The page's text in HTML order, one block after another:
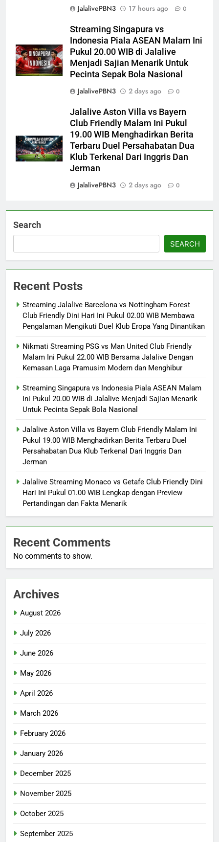
JalalivePBN3
17 hours ago 0
Streaming Singapura vs
Indonesia Piala ASEAN Malam Ini
Pukul 20.00 WIB di Jalalive
Menjadi Sajian Menarik Untuk
Pecinta Sepak Bola Nasional
JalalivePBN3
2 days ago 0
Jalalive Aston Villa vs Bayern
Club Friendly Malam Ini Pukul
19.00 WIB Menghadirkan Berita
Terbaru Duel Persahabatan Dua
Klub Terkenal Dari Inggris Dan
Jerman
JalalivePBN3
2 days ago 0
Search
SEARCH
Recent Posts
Streaming Jalalive Barcelona vs Nottingham Forest
Club Friendly Dini Hari Ini Pukul 02.00 WIB Membawa
Pengalaman Mengikuti Duel Klub Eropa Yang Dinantikan
Nikmati Streaming PSG vs Man United Club Friendly
Malam Ini Pukul 22.00 WIB Bersama Jalalive Dengan
Kemasan Laga Pramusim Modern dan Menghibur
Streaming Singapura vs Indonesia Piala ASEAN Malam
Ini Pukul 20.00 WIB di Jalalive Menjadi Sajian Menarik
Untuk Pecinta Sepak Bola Nasional
Jalalive Aston Villa vs Bayern Club Friendly Malam Ini
Pukul 19.00 WIB Menghadirkan Berita Terbaru Duel
Persahabatan Dua Klub Terkenal Dari Inggris Dan
Jerman
Jalalive Streaming Monaco vs Getafe Club Friendly Dini
Hari Ini Pukul 01.00 WIB Lengkap dengan Preview
Pertandingan dan Fakta Menarik
Recent Comments
No comments to show.
Archives
August 2026
July 2026
June 2026
May 2026
April 2026
March 2026
February 2026
January 2026
December 2025
November 2025
October 2025
September 2025